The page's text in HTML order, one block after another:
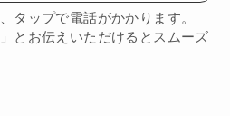
タップで電話がかかります。
とお伝えいただけるとスムーズ